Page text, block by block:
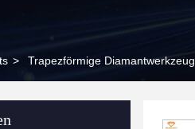
> Trapezförmige